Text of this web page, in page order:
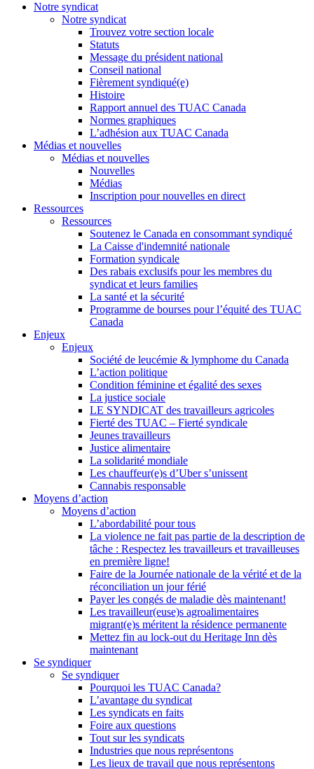
Notre syndicat
Notre syndicat
Trouvez votre section locale
Statuts
Message du président national
Conseil national
Fièrement syndiqué(e)
Histoire
Rapport annuel des TUAC Canada
Normes graphiques
L’adhésion aux TUAC Canada
Médias et nouvelles
Médias et nouvelles
Nouvelles
Médias
Inscription pour nouvelles en direct
Ressources
Ressources
Soutenez le Canada en consommant syndiqué
La Caisse d'indemnité nationale
Formation syndicale
Des rabais exclusifs pour les membres du
syndicat et leurs families
La santé et la sécurité
Programme de bourses pour l’équité des TUAC
Canada
Enjeux
Enjeux
Société de leucémie & lymphome du Canada
L’action politique
Condition féminine et égalité des sexes
La justice sociale
LE SYNDICAT des travailleurs agricoles
Fierté des TUAC – Fierté syndicale
Jeunes travailleurs
Justice alimentaire
La solidarité mondiale
Les chauffeur(e)s d’Uber s’unissent
Cannabis responsable
Moyens d’action
Moyens d’action
L’abordabilité pour tous
La violence ne fait pas partie de la description de
tâche : Respectez les travailleurs et travailleuses
en première ligne!
Faire de la Journée nationale de la vérité et de la
réconciliation un jour férié
Payer les congés de maladie dès maintenant!
Les travailleur(euse)s agroalimentaires
migrant(e)s méritent la résidence permanente
Mettez fin au lock-out du Heritage Inn dès
maintenant
Se syndiquer
Se syndiquer
Pourquoi les TUAC Canada?
L’avantage du syndicat
Les syndicats en faits
Foire aux questions
Tout sur les syndicats
Industries que nous représentons
Les lieux de travail que nous représentons